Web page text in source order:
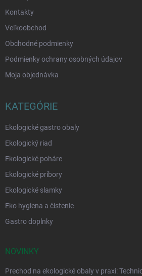
Kontakty
Veľkoobchod
Obchodné podmienky
Podmienky ochrany osobných údajov
Moja objednávka
KATEGÓRIE
Ekologické gastro obaly
Ekologický riad
Ekologické poháre
Ekologické príbory
Ekologické slamky
Eko hygiena a čistenie
Gastro doplnky
NOVINKY
Prechod na ekologické obaly v praxi: